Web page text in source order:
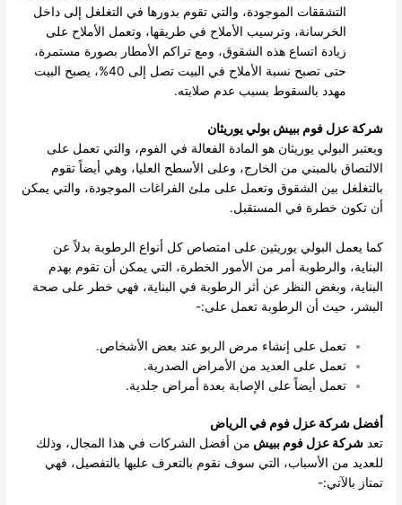
التشققات الموجودة، والتي تقوم بدورها في التغلغل إلى داخل
الخرسانة، وترسيب الأملاح في طريقها، وتعمل الأملاح على
زيادة اتساع هذه الشقوق، ومع تراكم الأمطار بصورة مستمرة،
حتى تصبح نسبة الأملاح في البيت تصل إلى 40%، يصبح البيت
مهدد بالسقوط بسبب عدم صلابته.
شركة عزل فوم ببيش بولي يوريثان
ويعتبر البولي يوريثان هو المادة الفعالة في الفوم، والتي تعمل على
الالتصاق بالمبني من الخارج، وعلى الأسطح العليا، وهي أيضاً تقوم
بالتغلغل بين الشقوق وتعمل على ملئ الفراغات الموجودة، والتي يمكن
أن تكون خطرة في المستقبل.
كما يعمل البولي يوريثين على امتصاص كل أنواع الرطوبة بدلاً عن
البناية، والرطوبة أمر من الأمور الخطرة، التي يمكن أن تقوم بهدم
البناية، وبغض النظر عن أثر الرطوبة في البناية، فهي خطر على صحة
البشر، حيث أن الرطوبة تعمل على:-
تعمل على إنشاء مرض الربو عند بعض الأشخاص.
تعمل على العديد من الأمراض الصدرية.
تعمل أيضاً على الإصابة بعدة أمراض جلدية.
أفضل شركة عزل فوم في الرياض
تعدشركة عزل فوم ببيش من أفضل الشركات في هذا المجال، وذلك
للعديد من الأسباب، التي سوف نقوم بالتعرف عليها بالتفصيل، فهي
تمتاز بالآتي:-